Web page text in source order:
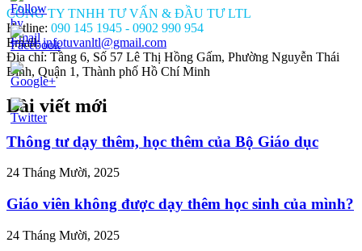
mua-
ty-
CÔNG TY TNHH TƯ VẤN & ĐẦU TƯ LTL
Hotline: 090 145 1945 - 0902 990 954
Email:infotuvanltl@gmail.com
Địa chỉ: Tầng 6, Số 57 Lê Thị Hồng Gấm, Phường Nguyễn Thái
Bình, Quận 1, Thành phố Hồ Chí Minh
Bài viết mới
Thông tư dạy thêm, học thêm của Bộ Giáo dục
24 Tháng Mười, 2025
Giáo viên không được dạy thêm học sinh của mình?
24 Tháng Mười, 2025